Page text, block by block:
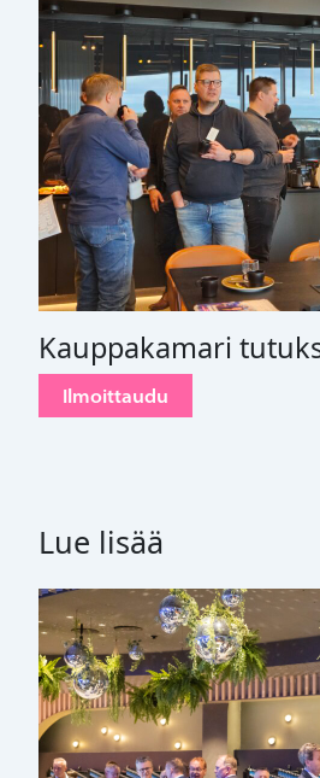
Kauppakamari
Ilmoittaudu
Lue lisää